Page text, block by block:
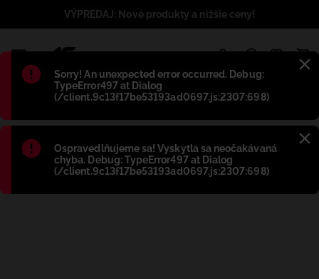
Błąd:
Sorry! An unexpected error occurred. Debug:
TypeError497 at Dialog
(/client.9c13f17be53193ad0697.js:2307:698)
Błąd:
Ospravedlňujeme sa! Vyskytla sa neočakávaná
chyba. Debug: TypeError497 at Dialog
(/client.9c13f17be53193ad0697.js:2307:698)
VÝPREDAJ: Nové produkty a nižšie ceny!